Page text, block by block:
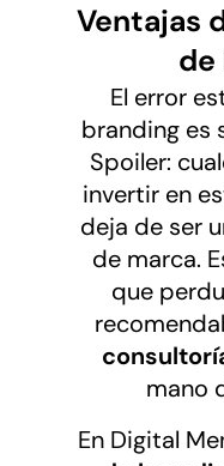
Ventajas
de
El error
branding es
Spoiler:
invertir en
deja de ser
de marca.
que
mano
En Digital